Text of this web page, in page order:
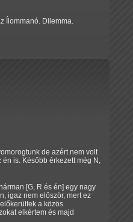
Ílommanó. Dilemma.
de azért nem volt
is. Később érkezett még N,
[G, R és én] egy nagy
igaz nem először, mert ez
a közös
elkértem és majd